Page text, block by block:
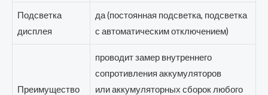
Подсветка
дисплея
да (постоянная подсветка, подсветка
с автоматическим отключением)
Преимущество
проводит замер внутреннего
сопротивления аккумуляторов
или аккумуляторных сборок любого